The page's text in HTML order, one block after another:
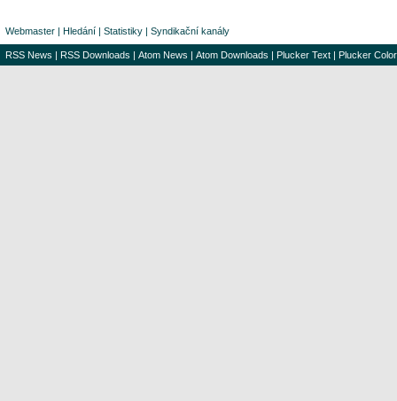
Webmaster | Hledání | Statistiky | Syndikační kanály
RSS News | RSS Downloads | Atom News | Atom Downloads | Plucker Text | Plucker Color